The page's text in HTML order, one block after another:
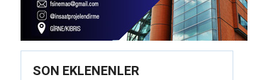
SON EKLENENLER